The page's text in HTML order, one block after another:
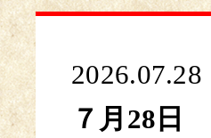
2026.07.28
７月28日